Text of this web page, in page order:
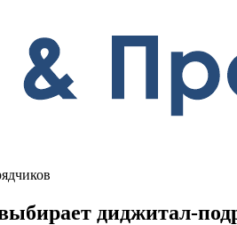
диджитал-